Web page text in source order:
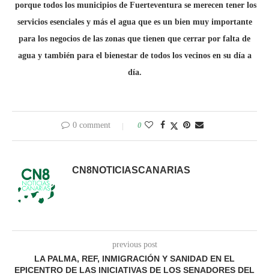
porque todos los municipios de Fuerteventura se merecen tener los
servicios esenciales y más el agua que es un bien muy importante
para los negocios de las zonas que tienen que cerrar por falta de
agua y también para el bienestar de todos los vecinos en su día a
día.
0 comment 0
CN8NOTICIASCANARIAS
previous post
LA PALMA, REF, INMIGRACIÓN Y SANIDAD EN EL
EPICENTRO DE LAS INICIATIVAS DE LOS SENADORES DEL